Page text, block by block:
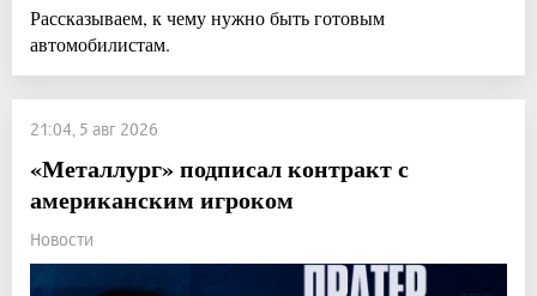
Рассказываем, к чему нужно быть готовым
автомобилистам.
21:04, 5 авг 2026
«Металлург» подписал контракт с
американским игроком
Новости